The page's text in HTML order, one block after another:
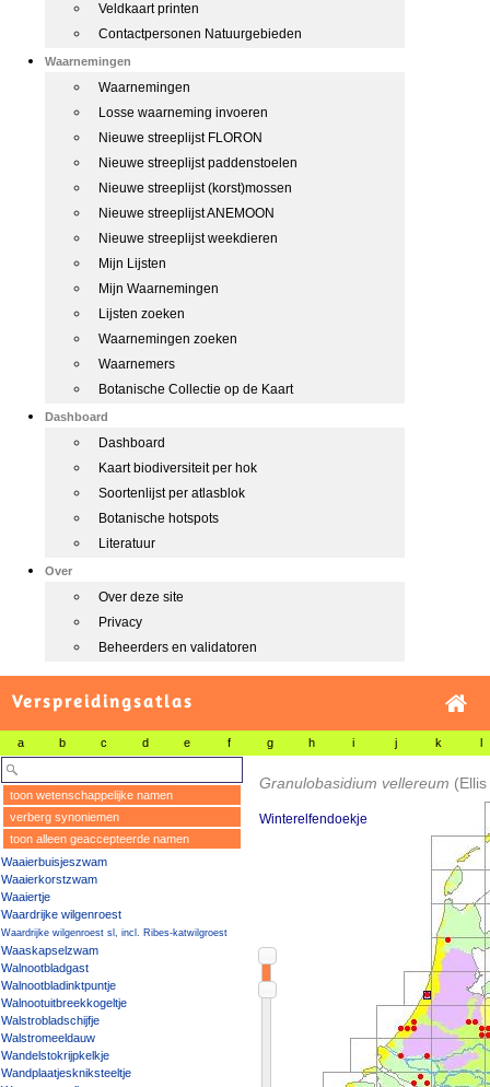
Veldkaart printen
Contactpersonen Natuurgebieden
Waarnemingen
Waarnemingen
Losse waarneming invoeren
Nieuwe streeplijst FLORON
Nieuwe streeplijst paddenstoelen
Nieuwe streeplijst (korst)mossen
Nieuwe streeplijst ANEMOON
Nieuwe streeplijst weekdieren
Mijn Lijsten
Mijn Waarnemingen
Lijsten zoeken
Waarnemingen zoeken
Waarnemers
Botanische Collectie op de Kaart
Dashboard
Dashboard
Kaart biodiversiteit per hok
Soortenlijst per atlasblok
Botanische hotspots
Literatuur
Over
Over deze site
Privacy
Beheerders en validatoren
Verspreidingsatlas
a b c d e f g h i j k l
toon wetenschappelijke namen
verberg synoniemen
toon alleen geaccepteerde namen
Waaierbuisjeszwam
Waaierkorstzwam
Waaiertje
Waardrijke wilgenroest
Waardrijke wilgenroest sl, incl. Ribes-katwilgroest
Waaskapselzwam
Walnootbladgast
Walnootbladinktpuntje
Walnootuitbreekkogeltje
Walstrobladschijfje
Walstromeeldauw
Wandelstokrijpkelkje
Wandplaatjeskniksteeltje
Granulobasidium vellereum
Winterelfendoekje